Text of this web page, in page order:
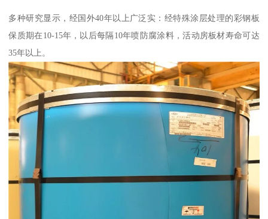
多种研究显示，经国外40年以上广泛实：经特殊涂层处理的彩钢板
保质期在10-15年，以后每隔10年喷防腐涂料，活动房板材寿命可达
35年以上。